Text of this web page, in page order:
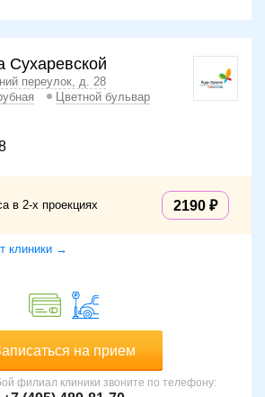
Сухаревской
переулок, д. 28
Цветной бульвар
в 2-х проекциях 2190
клиники →
на прием
филиал клиники звоните по телефону: